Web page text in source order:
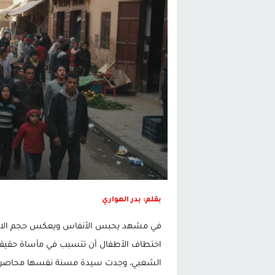
تغيير تاريخي بحزب الاستقلال
اتفاق وشيك بين واشنطن وطهران
الحكومة الإسبانية تعلن عن ميزانية استثنائية بقيمة 25
قطاع نقل البضائع بالمغرب يلوح
بقلم: بدر الهواري
في مشهد يحبس الأنفاس ويعكس حجم
اختطاف الأطفال أن تتسبب في مأساة
الشعبي، وجدت سيدة مسنة نفسها